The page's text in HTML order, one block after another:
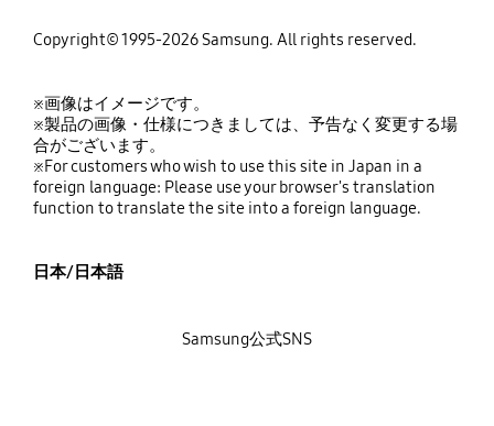
Copyright© 1995-2026 Samsung. All rights reserved.
※画像はイメージです。
※製品の画像・仕様につきましては、予告なく変更する場
合がございます。
※For customers who wish to use this site in Japan in a
foreign language: Please use your browser's translation
function to translate the site into a foreign language.
日本/日本語
Samsung公式SNS